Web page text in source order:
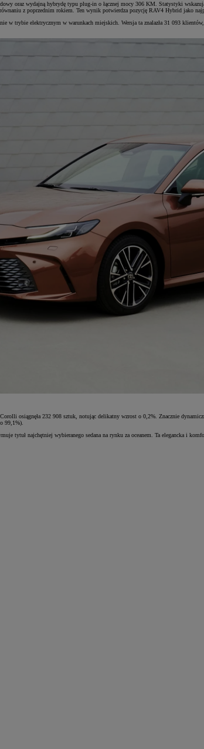
oraz wydajną hybrydę typu plug-in o łącznej mocy 306 KM. Statystyki
z poprzednim rokiem. Ten wynik potwierdza pozycję RAV4 Hybrid jako
trybie elektrycznym w warunkach miejskich. Wersja ta znalazła 31 093
osiągnęła 232 908 sztuk, notując delikatny wzrost o 0,2%. Znacznie
99,1%).
tytuł najchętniej wybieranego sedana na rynku za oceanem. Ta elegancka i